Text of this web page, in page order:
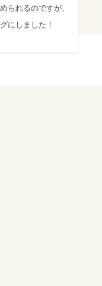
られるのですが、
にしました！